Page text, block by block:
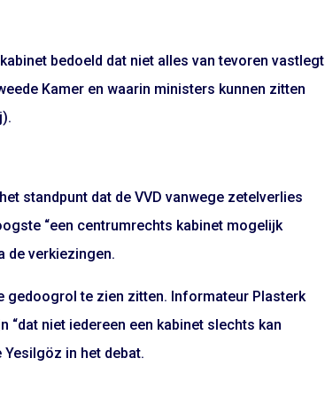
bedoeld dat niet alles van tevoren vastlegt
Kamer en waarin ministers kunnen zitten
standpunt dat de VVD vanwege zetelverlies
“een centrumrechts kabinet mogelijk
de verkiezingen.
gedoogrol te zien zitten. Informateur Plasterk
niet iedereen een kabinet slechts kan
Yesilgöz in het debat.